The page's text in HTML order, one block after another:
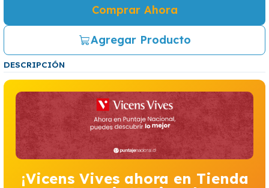
Agregar Producto
Comprar Ahora
DESCRIPCIÓN
¡Vicens Vives ahora en Tienda